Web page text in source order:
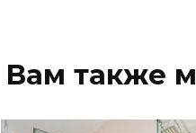
Вам также